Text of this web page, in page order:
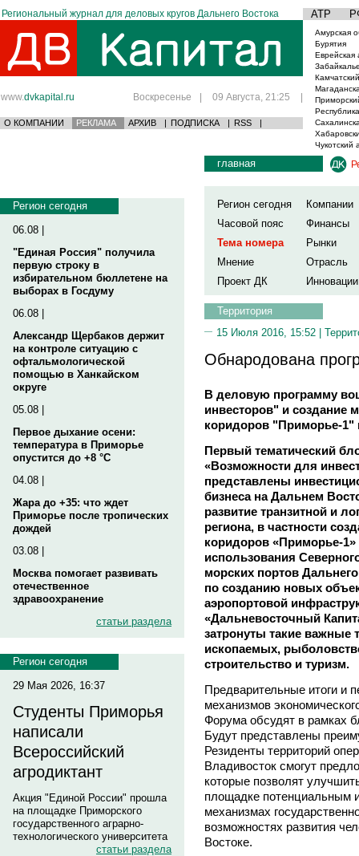
Региональный журнал для деловых кругов Дальнего Востока АТР
www.dvkapital.ru Воскресенье | 09 Августа, 21:25 |
О КОМПАНИИ РЕКЛАМА АРХИВ | ПОДПИСКА | RSS |
Амурская
Бурятия
Еврейская
Чукотский
Регион сегодня
06.08 |
"Единая Россия" получила
первую строку в
избирательном бюллетене на
выборах в Госдуму
06.08 |
Александр Щербаков держит
на контроле ситуацию с
офтальмологической
помощью в Ханкайском
округе
05.08 |
Первое дыхание осени:
температура в Приморье
опустится до +8 °C
04.08 |
Жара до +35: что ждет
Приморье после тропических
дождей
03.08 |
Москва помогает развивать
отечественное
здравоохранение
статьи раздела
Регион сегодня
29 Мая 2026, 16:37
Студенты Приморья
написали
Всероссийский
агродиктант
Акция "Единой России" прошла
на площадке Приморского
государственного аграрно-
технологического университета
статьи раздела
главная
Регион сегодня
Компании
Часовой пояс
Финансы
Тема номера
Рынки
Мнение
Отрасль
Проект ДК
Инновации
Территория
15 Июля 2016, 15:52 |
Обнародована
В деловую программу
инвесторов" и создание
коридоров "Приморье-
Первый тематический
«Возможности для
представлены
бизнеса на Дальнем
развитие транзитной и
региона, в частности
коридоров «Приморье-
использования
морских портов
по созданию новых
аэропортовой
«Дальневосточный
затронуты такие
ископаемых,
строительство и туризм.
Предварительные итоги и
механизмов
Форума обсудят в рамках
Будут представлены
Резиденты территорий
Владивосток смогут
которые позволят
площадке потенциальным
механизмах
возможностях развития
Востоке.